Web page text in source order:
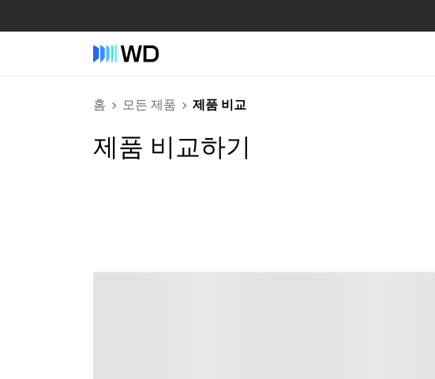
홈 모든 제품 제품 비교
제품 비교하기